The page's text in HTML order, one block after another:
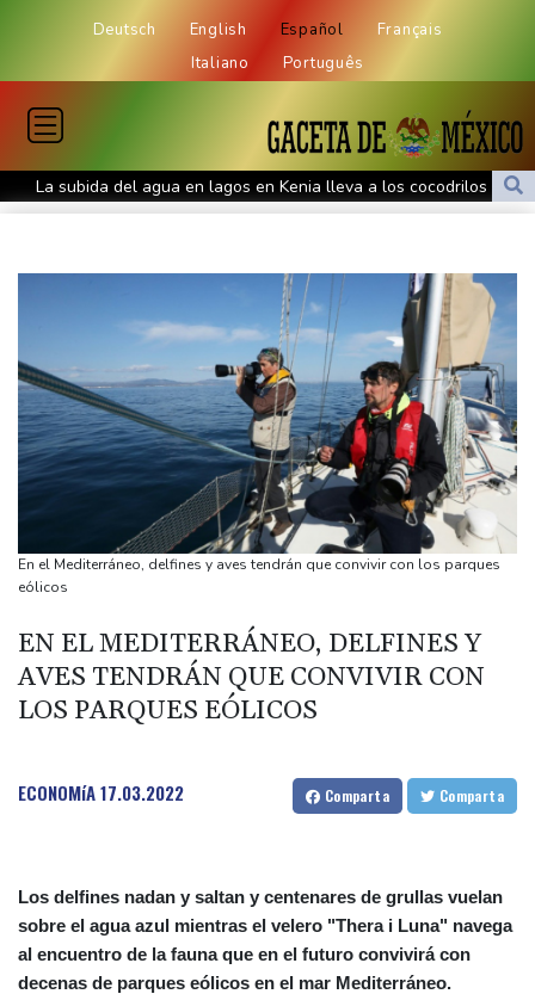
Deutsch English Español
Français
Italiano
Português
La subida del agua en lagos en Kenia lleva a los cocodrilos más
cerca de los hogares
petrolero vinculado a Rusia
Sjöström, estrella sueca de la natación, sigue desafiando el
¿Un regusto a humo? Los viticultores franceses están
preocupados tras los incendios
El papa se reúne con jóvenes europeos en su visita a Asís
Brasil recorta de nuevo su tasa directriz para contener la
inflación
Wall Street cierra mixta y a la espera de un acuerdo entre EEUU
e Irán
Parte de un cohete de SpaceX a la deriva se estrelló contra la
Luna, según científicos
El gobierno de Fujimori espera que la visita del papa motive la
"reconciliación" en Perú
las más costosas de la historia
En el Mediterráneo, delfines y aves tendrán que convivir con los parques
eólicos
EN EL MEDITERRÁNEO, DELFINES Y
AVES TENDRÁN QUE CONVIVIR CON
LOS PARQUES EÓLICOS
ECONOMíA17.03.2022 Comparta Comparta
Los delfines nadan y saltan y centenares de grullas vuelan
sobre el agua azul mientras el velero "Thera i Luna" navega
al encuentro de la fauna que en el futuro convivirá con
decenas de parques eólicos en el mar Mediterráneo.